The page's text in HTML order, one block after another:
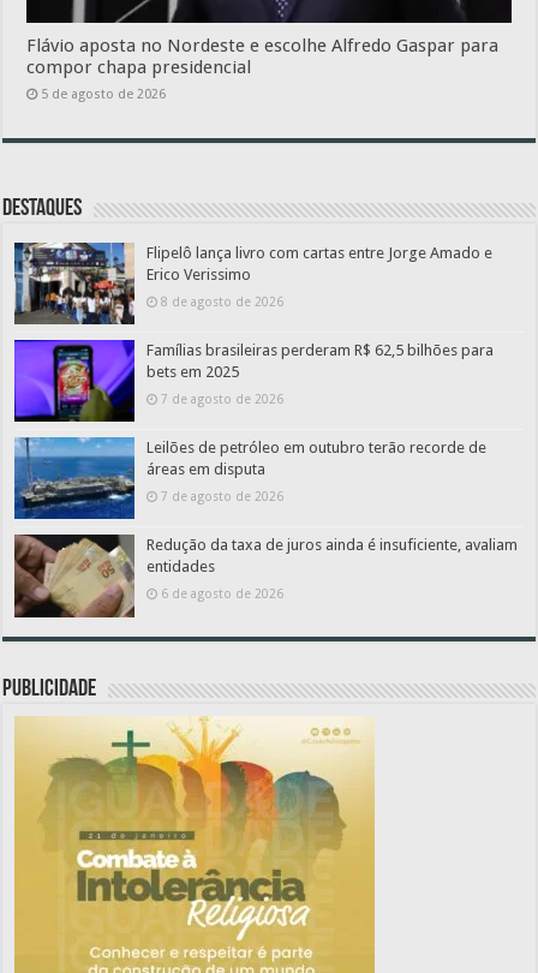
Flávio aposta no Nordeste e escolhe Alfredo Gaspar para
compor chapa presidencial
5 de agosto de 2026
Destaques
Flipelô lança livro com cartas entre Jorge Amado e
Erico Verissimo
8 de agosto de 2026
Famílias brasileiras perderam R$ 62,5 bilhões para
bets em 2025
7 de agosto de 2026
Leilões de petróleo em outubro terão recorde de
áreas em disputa
7 de agosto de 2026
Redução da taxa de juros ainda é insuficiente, avaliam
entidades
6 de agosto de 2026
PUBLICIDADE